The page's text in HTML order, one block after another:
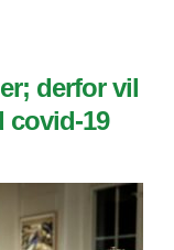
derfor vil
covid-19